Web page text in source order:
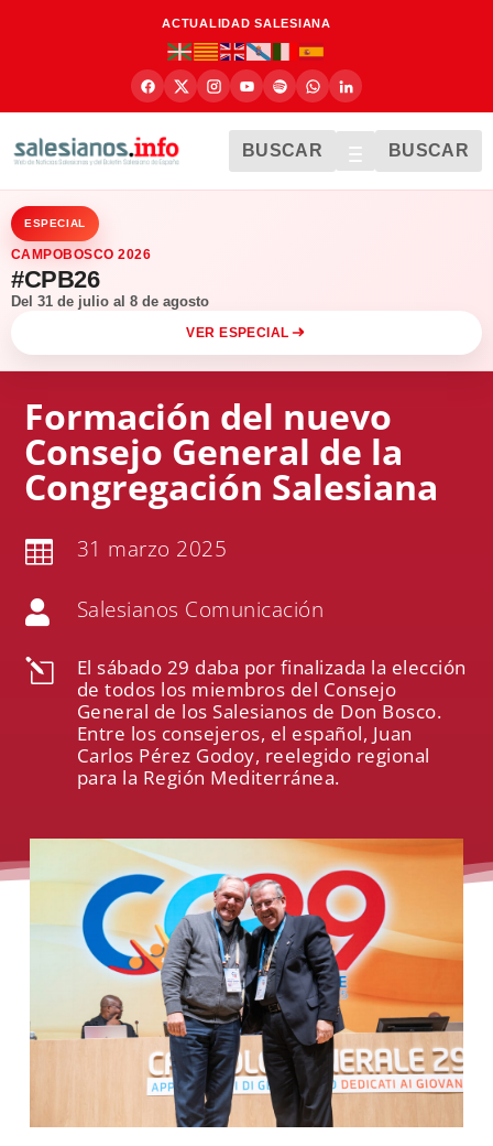
ACTUALIDAD SALESIANA
BUSCAR BUSCAR
ESPECIAL
CAMPOBOSCO 2026
#CPB26
Del 31 de julio al 8 de agosto
VER ESPECIAL
Formación del nuevo
Consejo General de la
Congregación Salesiana
 31 marzo 2025
 Salesianos Comunicación
l
El sábado 29 daba por finalizada la elección
de todos los miembros del Consejo
General de los Salesianos de Don Bosco.
Entre los consejeros, el español, Juan
Carlos Pérez Godoy, reelegido regional
para la Región Mediterránea.